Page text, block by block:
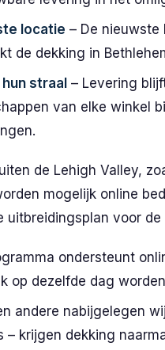
locatie – De nieuwste
de dekking in
straal – Levering
van elke winkel
de Lehigh Valley,
mogelijk online
uitbreidingsplan voor de
ondersteunt
op dezelfde dag
andere nabijgelegen
– krijgen dekking